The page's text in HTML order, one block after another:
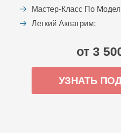
Мастер-Класс По
Легкий Аквагрим;
от 3
УЗНАТЬ